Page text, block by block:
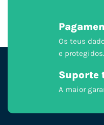
Os teus
e protegidos.
Suporte
A maior